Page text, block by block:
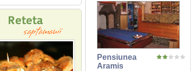
Pensiunea
Aramis